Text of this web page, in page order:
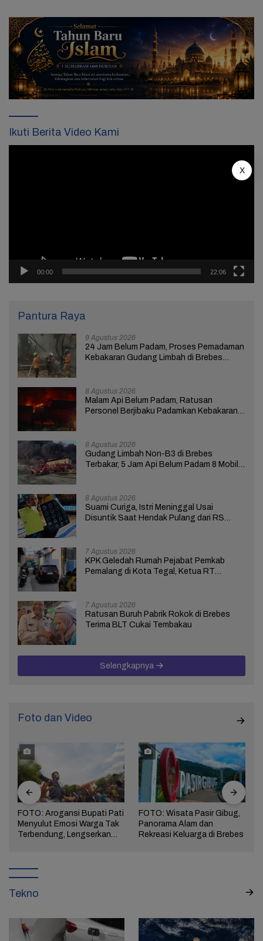
Ikuti Berita Video Kami
00:00 22:06
Pantura Raya
9 Agustus 2026
24 Jam Belum Padam, Proses Pemadaman
Kebakaran Gudang Limbah di Brebes
8 Agustus 2026
Malam Api Belum Padam, Ratusan
Personel Berjibaku Padamkan Kebakaran
8 Agustus 2026
Gudang Limbah Non-B3 di Brebes
Terbakar, 5 Jam Api Belum Padam 8 Mobil
8 Agustus 2026
Suami Curiga, Istri Meninggal Usai
Disuntik Saat Hendak Pulang dari RS
7 Agustus 2026
KPK Geledah Rumah Pejabat Pemkab
Pemalang di Kota Tegal, Ketua RT
7 Agustus 2026
Ratusan Buruh Pabrik Rokok di Brebes
Terima BLT Cukai Tembakau
Selengkapnya
Foto dan Video
FOTO: Arogansi Bupati Pati
Menyulut Emosi Warga Tak
Terbendung, Lengserkan
FOTO: Wisata Pasir Gibug,
Panorama Alam dan
Rekreasi Keluarga di Brebes
Tekno
X